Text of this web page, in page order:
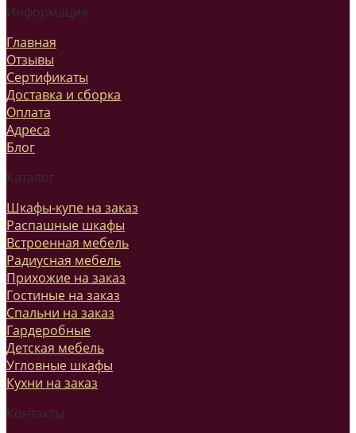
Информация
Главная
Отзывы
Сертификаты
Доставка и сборка
Оплата
Адреса
Блог
Каталог
Шкафы-купе на заказ
Распашные шкафы
Встроенная мебель
Радиусная мебель
Прихожие на заказ
Гостиные на заказ
Спальни на заказ
Гардеробные
Детская мебель
Угловные шкафы
Кухни на заказ
Контакты